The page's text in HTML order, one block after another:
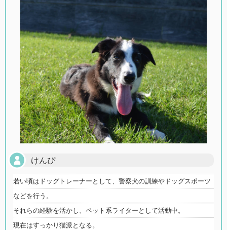
けんぴ
若い頃はドッグトレーナーとして、警察犬の訓練やドッグスポーツ
などを行う。
それらの経験を活かし、ペット系ライターとして活動中。
現在はすっかり猫派となる。